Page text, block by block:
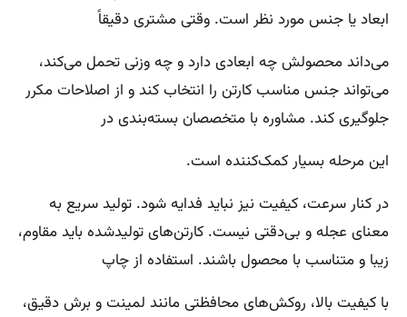
ابعاد یا جنس مورد نظر است. وقتی مشتری دقیقاً
می‌داند محصولش چه ابعادی دارد و چه وزنی تحمل می‌کند،
می‌تواند جنس مناسب کارتن را انتخاب کند و از اصلاحات مکرر
جلوگیری کند. مشاوره با متخصصان بسته‌بندی در
این مرحله بسیار کمک‌کننده است.
در کنار سرعت، کیفیت نیز نباید فدایه شود. تولید سریع به
معنای عجله و بی‌دقتی نیست. کارتن‌های تولیدشده باید مقاوم،
زیبا و متناسب با محصول باشند. استفاده از چاپ
با کیفیت بالا، روکش‌های محافظتی مانند لمینت و برش دقیق،